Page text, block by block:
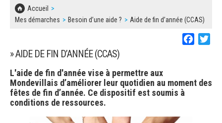
Accueil
Mes démarches
Besoin d’une aide ? Aide de fin d’année (CCAS)
» AIDE DE FIN D’ANNÉE (CCAS)
L'aide de fin d'année vise à permettre aux
Mondevillais d’améliorer leur quotidien au moment des
fêtes de fin d’année. Ce dispositif est soumis à
conditions de ressources.
COMMUNIQUÉS DE PRESSE
SOLIDARITÉ, LOGEMENT
SÉNIORS
EMPLOI
URBANISME
BESOIN D'UNE AIDE ?
MARCHÉS PUBLICS
DOCUMENT D'INFORMATION COMMUNAL
REGLEMENT LOCAL DE PUBLICITÉ
DECLARATION DE DEMARCHAGE